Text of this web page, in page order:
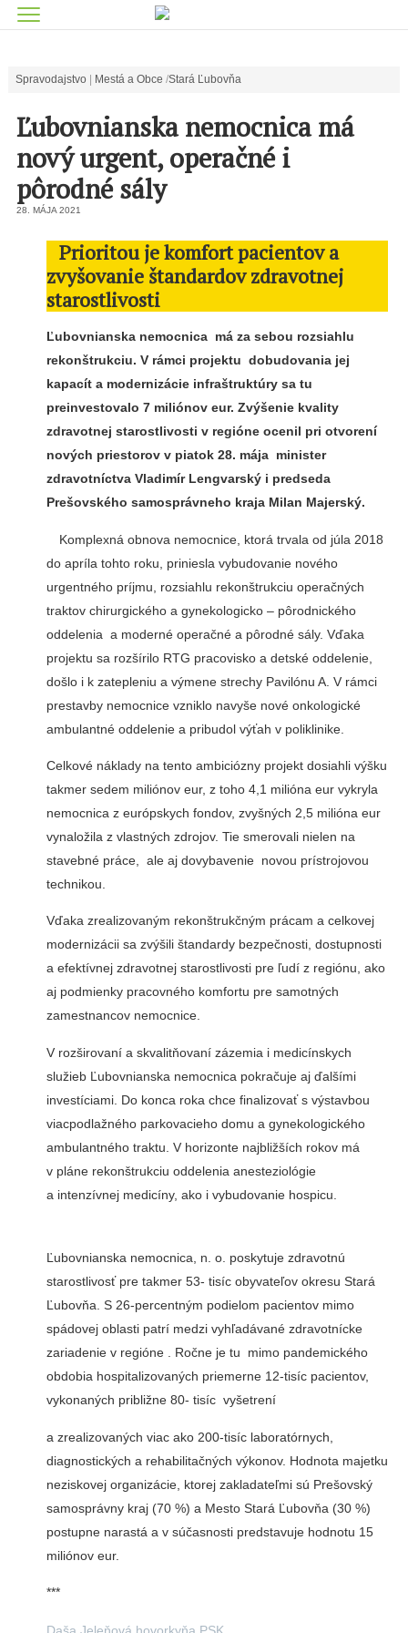
Spravodajstvo Mestá a Obce Stará Ľubovňa
Ľubovnianska nemocnica má
nový urgent, operačné i
pôrodné sály
28. MÁJA 2021
Prioritou je komfort pacientov a
zvyšovanie štandardov zdravotnej
starostlivosti
Ľubovnianska nemocnica má za sebou rozsiahlu
rekonštrukciu. V rámci projektu dobudovania jej
kapacít a modernizácie infraštruktúry sa tu
preinvestovalo 7 miliónov eur. Zvýšenie kvality
zdravotnej starostlivosti v regióne ocenil pri otvorení
nových priestorov v piatok 28. mája minister
zdravotníctva Vladimír Lengvarský i predseda
Prešovského samosprávneho kraja Milan Majerský.
Komplexná obnova nemocnice, ktorá trvala od júla 2018
do apríla tohto roku, priniesla vybudovanie nového
urgentného príjmu, rozsiahlu rekonštrukciu operačných
traktov chirurgického a gynekologicko – pôrodnického
oddelenia a moderné operačné a pôrodné sály. Vďaka
projektu sa rozšírilo RTG pracovisko a detské oddelenie,
došlo i k zatepleniu a výmene strechy Pavilónu A. V rámci
prestavby nemocnice vzniklo navyše nové onkologické
ambulantné oddelenie a pribudol výťah v poliklinike.
Celkové náklady na tento ambiciózny projekt dosiahli výšku
takmer sedem miliónov eur, z toho 4,1 milióna eur vykryla
nemocnica z európskych fondov, zvyšných 2,5 milióna eur
vynaložila z vlastných zdrojov. Tie smerovali nielen na
stavebné práce, ale aj dovybavenie novou prístrojovou
technikou.
Vďaka zrealizovaným rekonštrukčným prácam a celkovej
modernizácii sa zvýšili štandardy bezpečnosti, dostupnosti
a efektívnej zdravotnej starostlivosti pre ľudí z regiónu, ako
aj podmienky pracovného komfortu pre samotných
zamestnancov nemocnice.
V rozširovaní a skvalitňovaní zázemia i medicínskych
služieb Ľubovnianska nemocnica pokračuje aj ďalšími
investíciami. Do konca roka chce finalizovať s výstavbou
viacpodlažného parkovacieho domu a gynekologického
ambulantného traktu. V horizonte najbližších rokov má
v pláne rekonštrukciu oddelenia anesteziológie
a intenzívnej medicíny, ako i vybudovanie hospicu.
Ľubovnianska nemocnica, n. o. poskytuje zdravotnú
starostlivosť pre takmer 53- tisíc obyvateľov okresu Stará
Ľubovňa. S 26-percentným podielom pacientov mimo
spádovej oblasti patrí medzi vyhľadávané zdravotnícke
zariadenie v regióne . Ročne je tu mimo pandemického
obdobia hospitalizovaných priemerne 12-tisíc pacientov,
vykonaných približne 80- tisíc vyšetrení
a zrealizovaných viac ako 200-tisíc laboratórnych,
diagnostických a rehabilitačných výkonov. Hodnota majetku
neziskovej organizácie, ktorej zakladateľmi sú Prešovský
samosprávny kraj (70 %) a Mesto Stará Ľubovňa (30 %)
postupne narastá a v súčasnosti predstavuje hodnotu 15
miliónov eur.
***
Daša Jeleňová,hovorkyňa PSK